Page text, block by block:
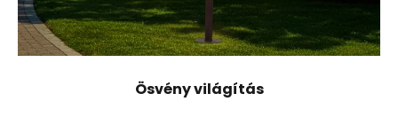
Ösvény világítás